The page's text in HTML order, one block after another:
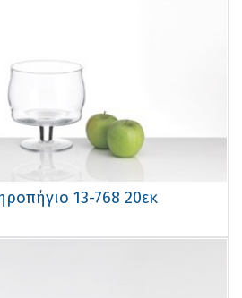
13-768 20εκ